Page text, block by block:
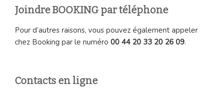
Joindre BOOKING par téléphone
Pour d’autres raisons, vous pouvez également appeler
chez Booking par le numéro 00 44 20 33 20 26 09.
Contacts en ligne